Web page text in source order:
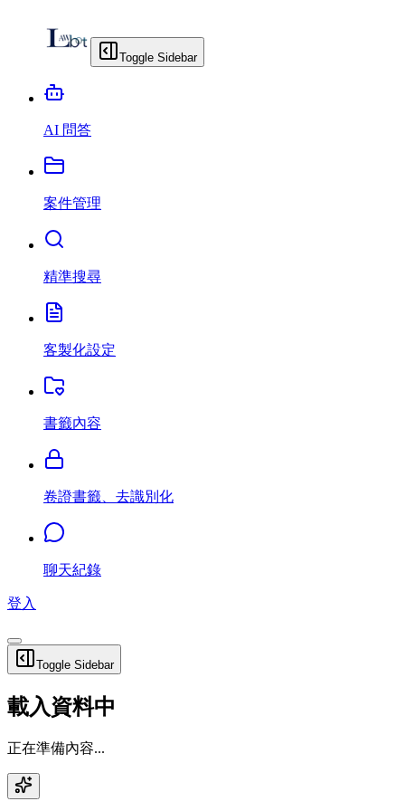
Toggle Sidebar
AI 問答
案件管理
精準搜尋
客製化設定
書籤內容
卷證書籤、去識別化
聊天紀錄
登入
Toggle Sidebar
載入資料中
正在準備內容...